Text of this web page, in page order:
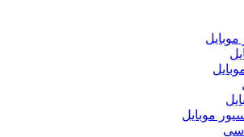
موبایل
موبایل
سی